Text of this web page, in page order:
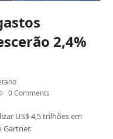
2,4%
0 Comments
US$ 4,5 trilhões em
Gartner.